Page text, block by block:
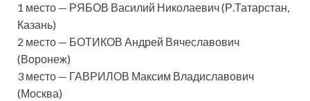
1 место — РЯБОВ Василий Николаевич (Р.Татарстан,
Казань)
2 место — БОТИКОВ Андрей Вячеславович
(Воронеж)
3 место — ГАВРИЛОВ Максим Владиславович
(Москва)